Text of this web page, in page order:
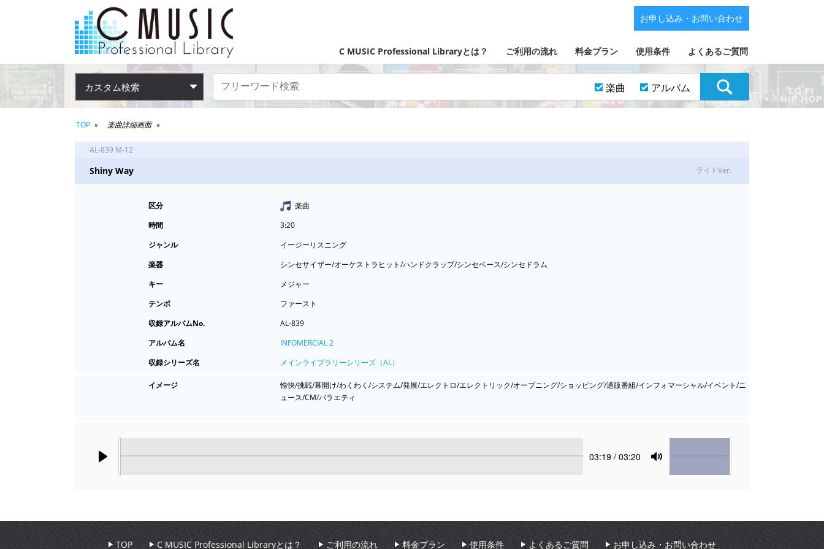
C MUSIC Professional Libraryとは？ ご利用の流れ 料金プラン 使用条件 よくあるご質問
お申し込み・お問い合わせ
カスタム検索 楽曲 アルバム
TOP 楽曲詳細画面
AL-839 M-12
Shiny Way ライトVer.
区分
楽曲
時間
3:20
ジャンル
イージーリスニング
楽器
シンセサイザー/オーケストラヒット/ハンドクラップ/シンセベース/シンセドラム
キー
メジャー
テンポ
ファースト
収録アルバムNo.
AL-839
アルバム名
INFOMERCIAL 2
収録シリーズ名
メインライブラリーシリーズ（AL）
イメージ
愉快/挑戦/幕開け/わくわく/システム/発展/エレクトロ/エレクトリック/オープニング/ショッピング/通販番組/インフォマーシャル/イベント/ニ
ュース/CM/バラエティ
Current
03:19 / 03:20
Mute
Volume
TOP C MUSIC Professional Libraryとは？ ご利用の流れ 料金プラン 使用条件 よくあるご質問 お申し込み・お問い合わせ